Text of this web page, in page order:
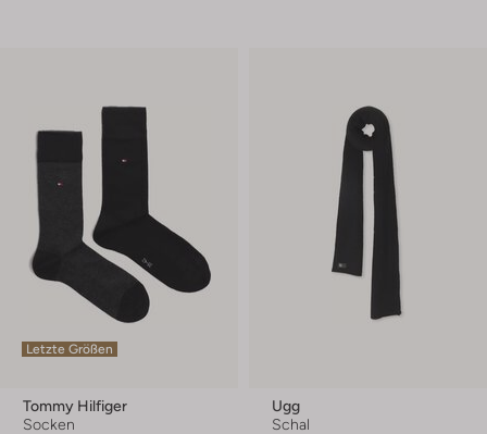
Letzte Größen
Tommy Hilfiger
Socken
Ugg
Schal